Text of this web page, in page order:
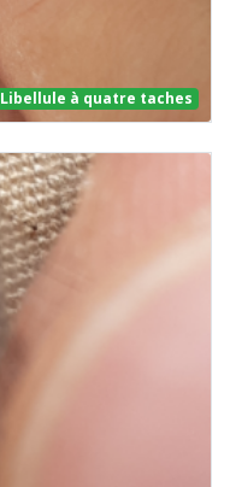
Libellule à quatre taches